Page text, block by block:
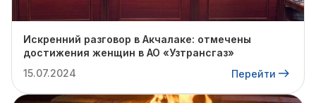
Искренний разговор в Акчалаке: отмечены
достижения женщин в АО «Узтрансгаз»
15.07.2024
Перейти